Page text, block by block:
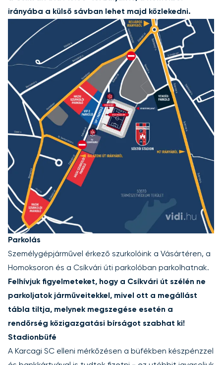
irányába a külső sávban lehet majd közlekedni.
Parkolás
Személygépjárművel érkező szurkolóink a Vásártéren, a
Homoksoron és a Csíkvári úti parkolóban parkolhatnak.
Felhívjuk figyelmeteket, hogy a Csíkvári út szélén ne
parkoljatok járműveitekkel, mivel ott a megállást
tábla tiltja, melynek megszegése esetén a
rendőrség közigazgatási bírságot szabhat ki!
Stadionbüfé
A Karcagi SC elleni mérkőzésen a büfékben készpénzzel